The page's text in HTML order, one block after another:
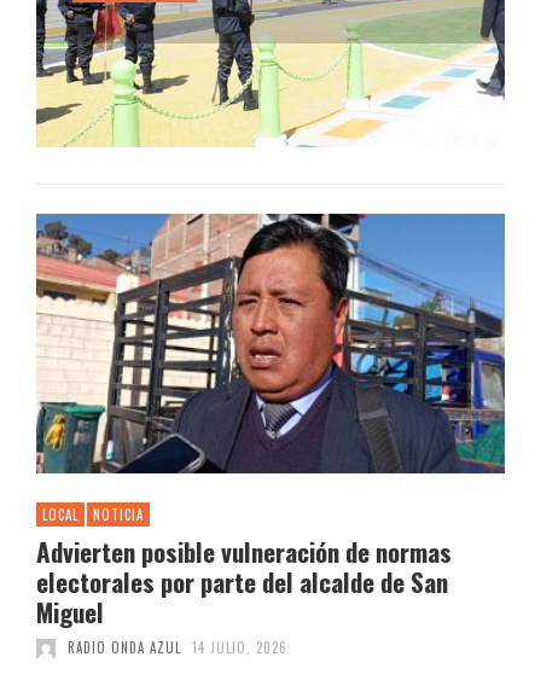
LOCAL NOTICIA
Advierten posible vulneración de normas
electorales por parte del alcalde de San
Miguel
RADIO ONDA AZUL 14 JULIO, 2026